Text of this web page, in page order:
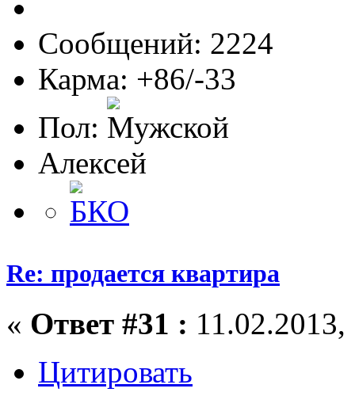
Сообщений: 2224
Карма: +86/-33
Пол:
Алексей
Re: продается квартира
« Ответ #31 :
Цитировать